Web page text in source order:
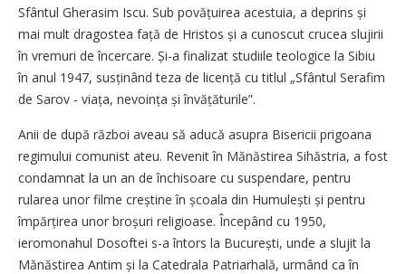
Sfântul Ghera­sim Iscu. Sub povățuirea acestuia, a deprins și
mai mult dragostea față de Hristos și a cunoscut crucea slujirii
în vremuri de încercare. Și-a finalizat studiile teologice la Sibiu
în anul 1947, susținând teza de licență cu titlul „Sfântul Serafim
de Sarov - viața, nevoința și învățăturile”.
Anii de după război aveau să aducă asupra Bisericii prigoana
re­gimului comunist ateu. Revenit în Mănăstirea Sihăstria, a fost
condamnat la un an de închisoare cu suspendare, pentru
rularea unor filme creștine în școala din Humulești și pentru
împărțirea unor broșuri religioase. Începând cu 1950,
ieromonahul Dosoftei s-a întors la București, unde a slujit la
Mănăstirea Antim și la Catedrala Patriarhală, urmând ca în